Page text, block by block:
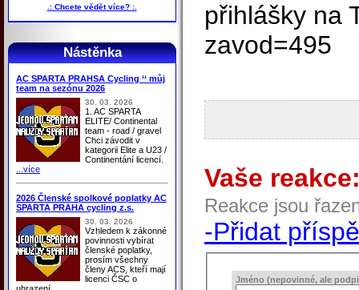
.: Chcete vědět více? :.
Nástěnka
AC SPARTA PRAHSA Cycling ‘‘ můj
team na sezónu 2026
30. 03. 2026
1. AC SPARTA
ELITE/ Continental
team - road / gravel
Chci závodit v
kategorii Elite a U23 /
Continentání licencí.
...více
2026 Členské spolkové poplatky AC
SPARTA PRAHA cycling z.s.
30. 03. 2026
Vzhledem k zákonné
povinnosti vybírat
členské poplatky,
prosím všechny
členy ACS, kteří mají
licenci ČSC o
přihlášky na
zavod=495
Vaše
Reakce jsou
-Přidat
Jméno (nepovinné, ale